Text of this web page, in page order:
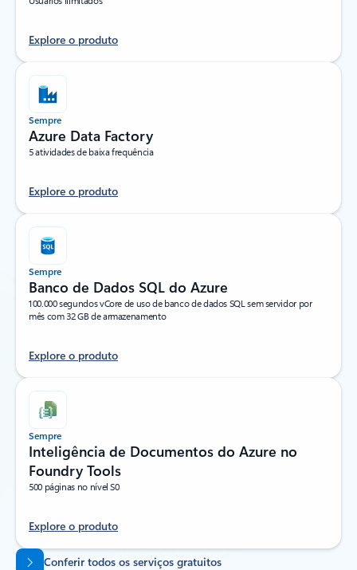
Explore o produto
Sempre
Azure Data Factory
5 atividades de baixa frequência
Explore o produto
Sempre
Banco de Dados SQL do Azure
100.000 segundos vCore de uso de banco de dados SQL sem servidor por
mês com 32 GB de armazenamento
Explore o produto
Sempre
Inteligência de Documentos do Azure no
Foundry Tools
500 páginas no nível S0
Explore o produto
Voltar para as guias
Conferir todos os serviços gratuitos